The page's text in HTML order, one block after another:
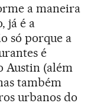
a maneira
já é a
só porque a
é
Austin (além
também
urbanos do